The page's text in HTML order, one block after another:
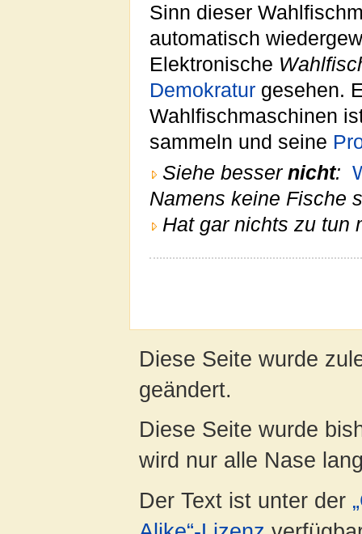
Sinn dieser
automatisch
Elektronische
Demokratur gesehen.
Wahlfischmaschinen
sammeln und seine
Siehe besser nicht:
Namens keine Fische
Hat gar nichts zu tun
Diese Seite wurde
geändert.
Diese Seite wurde
wird nur alle Nase
Der Text ist unter der